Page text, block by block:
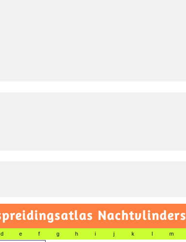
Nachtvlinders
d e f g h i j k l m